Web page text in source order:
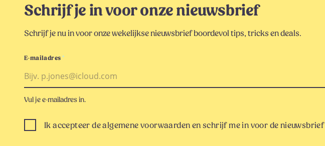
Schrijf je in voor onze nieuwsbrief
Schrijf je nu in voor onze wekelijkse nieuwsbrief boordevol tips, tricks en deals.
E-mailadres*
Vul je e-mailadres in.
Ik accepteer de algemene voorwaarden en schrijf me in voor de nieuwsbrief